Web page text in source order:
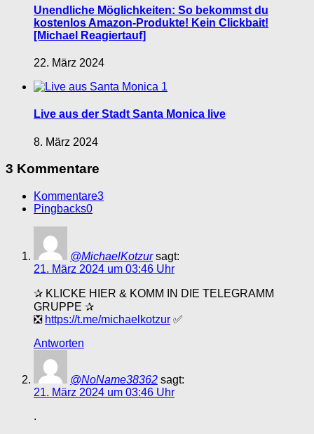
Unendliche Möglichkeiten: So bekommst du
kostenlos Amazon-Produkte! Kein Clickbait!
[Michael Reagiertauf]
22. März 2024
1
Live aus der Stadt Santa Monica live
8. März 2024
3 Kommentare
Kommentare3
Pingbacks0
@MichaelKotzur sagt:
21. März 2024 um 03:46 Uhr
✰ KLICKE HIER & KOMM IN DIE TELEGRAMM
GRUPPE ✰
❎ https://t.me/michaelkotzur ✅
Antworten
@NoName38362 sagt:
21. März 2024 um 03:46 Uhr
.